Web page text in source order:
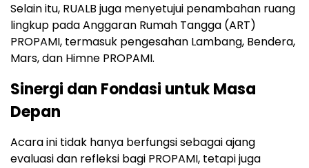
Selain itu, RUALB juga menyetujui penambahan ruang
lingkup pada Anggaran Rumah Tangga (ART)
PROPAMI, termasuk pengesahan Lambang, Bendera,
Mars, dan Himne PROPAMI.
Sinergi dan Fondasi untuk Masa
Depan
Acara ini tidak hanya berfungsi sebagai ajang
evaluasi dan refleksi bagi PROPAMI, tetapi juga